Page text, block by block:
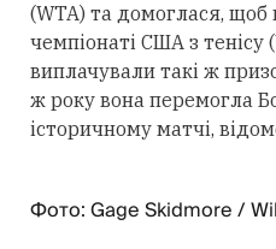
(WTA) та домоглася, щоб
чемпіонаті США з тенісу
виплачували такі ж
ж року вона перемогла
історичному матчі,
Фото: Gage Skidmore /